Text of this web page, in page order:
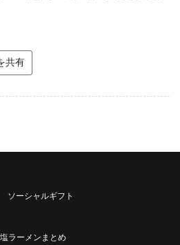
共有
ソーシャルギフト
ラーメンまとめ